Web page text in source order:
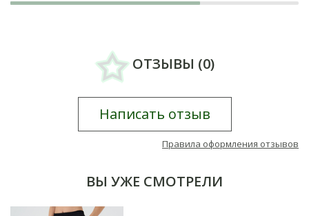
ОТЗЫВЫ (0)
Написать отзыв
Правила оформления отзывов
ВЫ УЖЕ СМОТРЕЛИ